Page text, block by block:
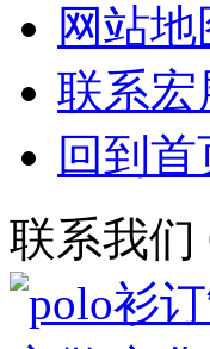
网站地
联系宏
回到首
联系我们